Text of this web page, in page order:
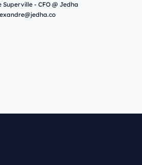
Superville - CFO @ Jedha